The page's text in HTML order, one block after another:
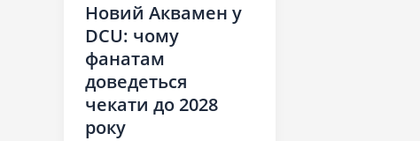
Новий Аквамен у
DCU: чому
фанатам
доведеться
чекати до 2028
року